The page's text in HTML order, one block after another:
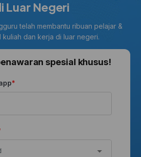
Luar Negeri
telah membantu ribuan pelajar &
dan kerja di luar negeri.
spesial khusus!